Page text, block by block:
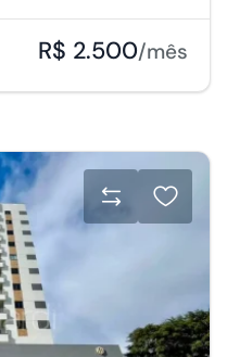
R$ 2.500/mês